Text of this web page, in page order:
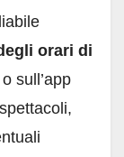
orari di
sull’app